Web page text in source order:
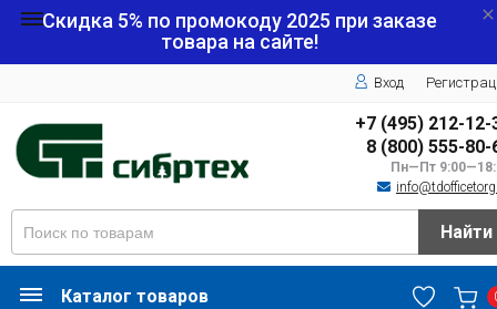
Скидка 5% по промокоду 2025 при заказе
товара на сайте!
Вход
+7 (495) 212-12-
8 (800) 555-80-
Пн—Пт
Найти
Каталог товаров